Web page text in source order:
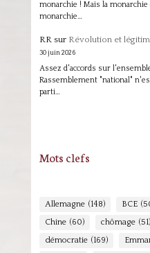
monarchie ! Mais la
monarchie…
RR sur Révolution et
30 juin 2026
Assez d'accords sur
Rassemblement "national"
parti…
Mots clefs
Allemagne (148) BCE
Chine (60) chômage (51)
démocratie (169)